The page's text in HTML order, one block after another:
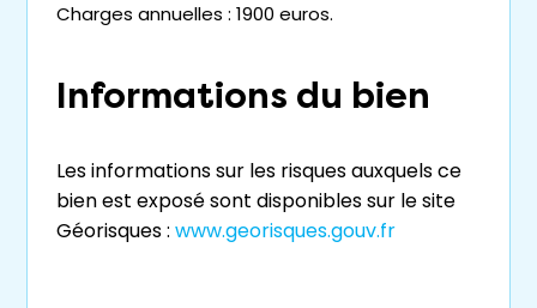
Charges annuelles : 1900 euros.
Informations du bien
Les informations sur les risques auxquels ce
bien est exposé sont disponibles sur le site
Géorisques : www.georisques.gouv.fr